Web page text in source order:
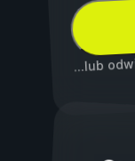
...lub